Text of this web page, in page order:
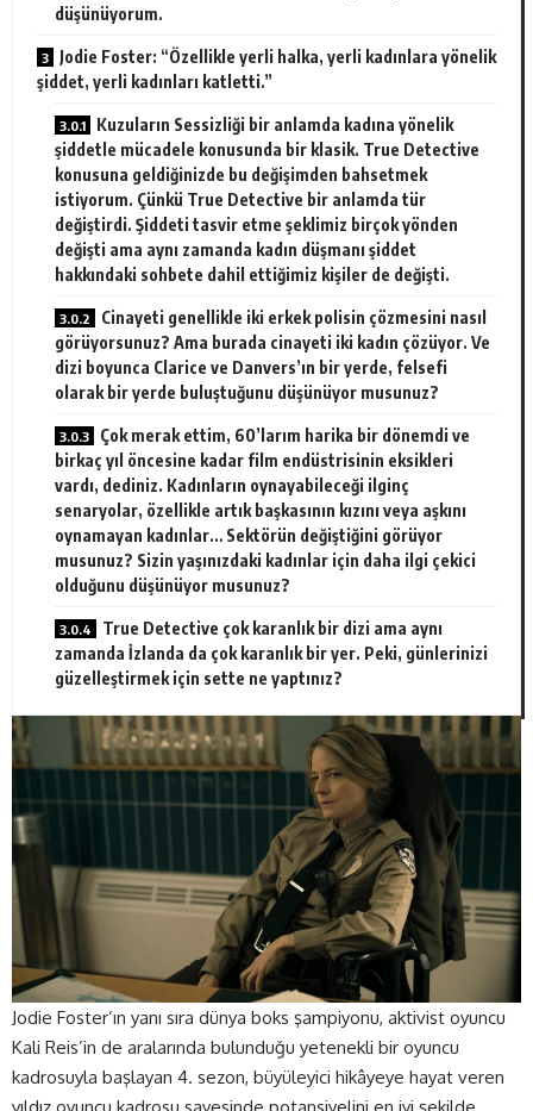
düşünüyorum.
Jodie Foster: “Özellikle yerli halka, yerli kadınlara yönelik
şiddet, yerli kadınları katletti.”
Kuzuların Sessizliği bir anlamda kadına yönelik
şiddetle mücadele konusunda bir klasik. True Detective
konusuna geldiğinizde bu değişimden bahsetmek
istiyorum. Çünkü True Detective bir anlamda tür
değiştirdi. Şiddeti tasvir etme şeklimiz birçok yönden
değişti ama aynı zamanda kadın düşmanı şiddet
hakkındaki sohbete dahil ettiğimiz kişiler de değişti.
Cinayeti genellikle iki erkek polisin çözmesini nasıl
görüyorsunuz? Ama burada cinayeti iki kadın çözüyor. Ve
dizi boyunca Clarice ve Danvers’ın bir yerde, felsefi
olarak bir yerde buluştuğunu düşünüyor musunuz?
Çok merak ettim, 60’larım harika bir dönemdi ve
birkaç yıl öncesine kadar film endüstrisinin eksikleri
vardı, dediniz. Kadınların oynayabileceği ilginç
senaryolar, özellikle artık başkasının kızını veya aşkını
oynamayan kadınlar… Sektörün değiştiğini görüyor
musunuz? Sizin yaşınızdaki kadınlar için daha ilgi çekici
olduğunu düşünüyor musunuz?
True Detective çok karanlık bir dizi ama aynı
zamanda İzlanda da çok karanlık bir yer. Peki, günlerinizi
güzelleştirmek için sette ne yaptınız?
Jodie Foster’ın yanı sıra dünya boks şampiyonu, aktivist oyuncu
Kali Reis’in de aralarında bulunduğu yetenekli bir oyuncu
kadrosuyla başlayan 4. sezon, büyüleyici hikâyeye hayat veren